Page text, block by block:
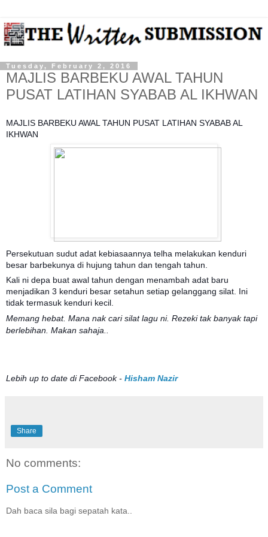
Tuesday, February 2, 2016
MAJLIS BARBEKU AWAL TAHUN
PUSAT LATIHAN SYABAB AL IKHWAN
MAJLIS BARBEKU AWAL TAHUN PUSAT LATIHAN SYABAB AL
IKHWAN
Persekutuan sudut adat kebiasaannya telha melakukan kenduri
besar barbekunya di hujung tahun dan tengah tahun.
Kali ni depa buat awal tahun dengan menambah adat baru
menjadikan 3 kenduri besar setahun setiap gelanggang silat. Ini
tidak termasuk kenduri kecil.
Memang hebat. Mana nak cari silat lagu ni. Rezeki tak banyak tapi
berlebihan. Makan sahaja..
Lebih up to date di Facebook - Hisham Nazir
Share
No comments:
Post a Comment
Dah baca sila bagi sepatah kata..